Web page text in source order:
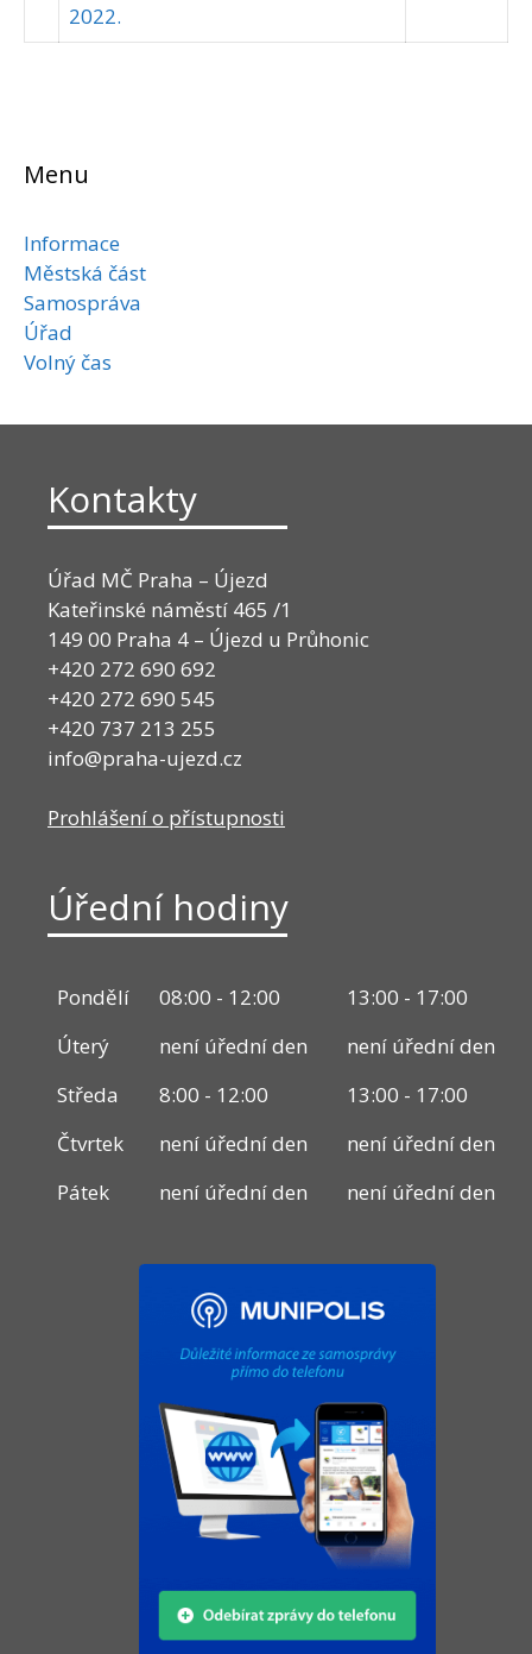
2022.
Menu
Informace
Městská část
Samospráva
Úřad
Volný čas
Kontakty
Úřad MČ Praha – Újezd
Kateřinské náměstí 465 /1
149 00 Praha 4 – Újezd u Průhonic
+420 272 690 692
+420 272 690 545
+420 737 213 255
info@praha-ujezd.cz
Prohlášení o přístupnosti
Úřední hodiny
Pondělí 08:00 - 12:00
13:00 - 17:00
Úterý
není úřední den
není úřední den
Středa
8:00 - 12:00
13:00 - 17:00
Čtvrtek
není úřední den
není úřední den
Pátek
není úřední den není úřední den